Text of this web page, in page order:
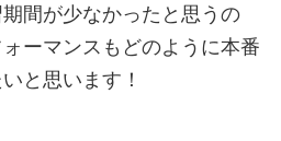
間が少なかったと思うの
ーマンスもどのように本番
と思います！